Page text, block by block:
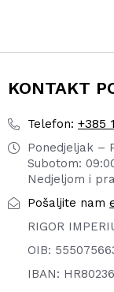
KONTAKT
Telefon: +385
Ponedjeljak –
Subotom:
Nedjeljom i
Pošaljite nam
RIGOR
OIB:
IBAN: